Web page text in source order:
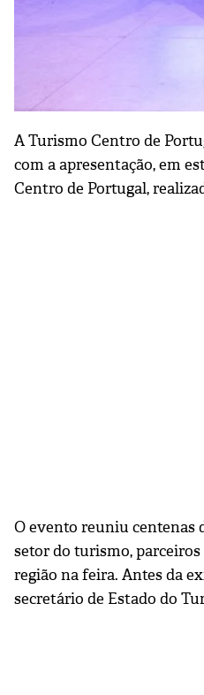
A Turismo Centro de
com a apresentação, em
Centro de Portugal,
O evento reuniu centenas
setor do turismo,
região na feira. Antes da
secretário de Estado do